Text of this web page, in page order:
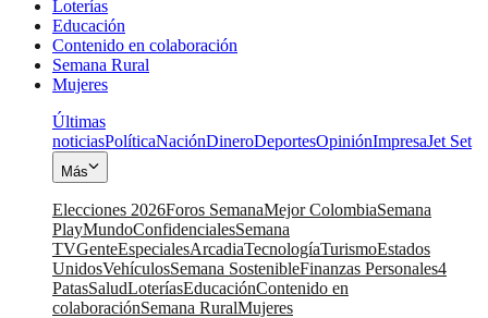
Loterías
Educación
Contenido en colaboración
Semana Rural
Mujeres
Últimas
noticiasPolíticaNaciónDineroDeportesOpiniónImpresaJet Set
Más
Elecciones 2026Foros SemanaMejor ColombiaSemana
PlayMundoConfidencialesSemana
TVGenteEspecialesArcadiaTecnologíaTurismoEstados
UnidosVehículosSemana SostenibleFinanzas Personales4
PatasSaludLoteríasEducaciónContenido en
colaboraciónSemana RuralMujeres